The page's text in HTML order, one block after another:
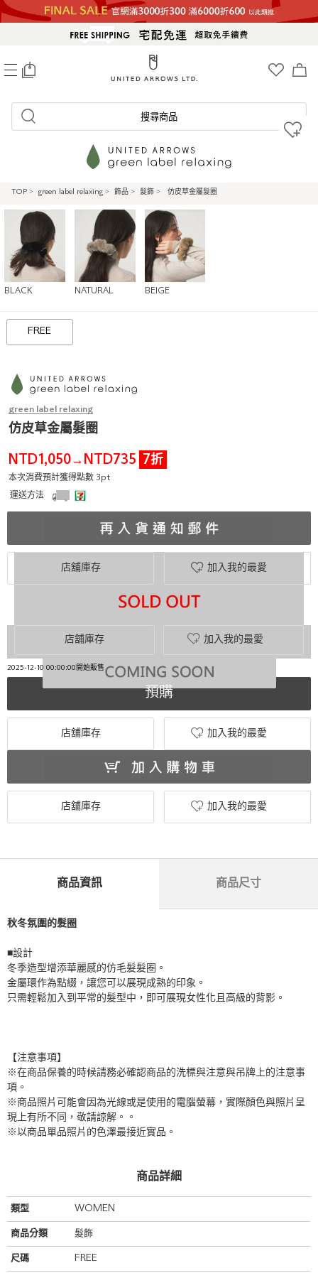
搜尋商品
TOP > green label relaxing > 飾品 > 髮飾 > 仿皮草金屬髮圈
BLACK NATURAL BEIGE
FREE
green label relaxing
仿皮草金屬髮圈
NTD1,050→ NTD735 7折
本次消費預計獲得點數 3pt
運送方法
加入我的最愛
店舖庫存
店舖庫存 加入我的最愛
2025-12-10 00:00:00開始販售
預購
店舖庫存 加入我的最愛
店舖庫存 加入我的最愛
商品資訊 商品尺寸
秋冬氛圍的髮圈
■設計
冬季造型增添華麗感的仿毛髮髮圈。
金屬環作為點綴，讓您可以展現成熟的印象。
只需輕鬆加入到平常的髮型中，即可展現女性化且高級的背影。
【注意事項】
※在商品保養的時候請務必確認商品的洗標與注意與吊牌上的注意事
項。
※商品照片可能會因為光線或是使用的電腦螢幕，實際顏色與照片呈
現上有所不同，敬請諒解。。
※以商品單品照片的色澤最接近實品。
商品詳細
類型 WOMEN
商品分類 髮飾
尺碼 FREE